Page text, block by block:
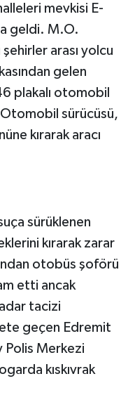
mevkisi E-
geldi. M.O.
arası yolcu
gelen
plakalı otomobil
sürücüsü,
kırarak aracı
sürüklenen
kırarak zarar
otobüs şoförü
etti ancak
tacizi
geçen Edremit
Polis Merkezi
kıskıvrak